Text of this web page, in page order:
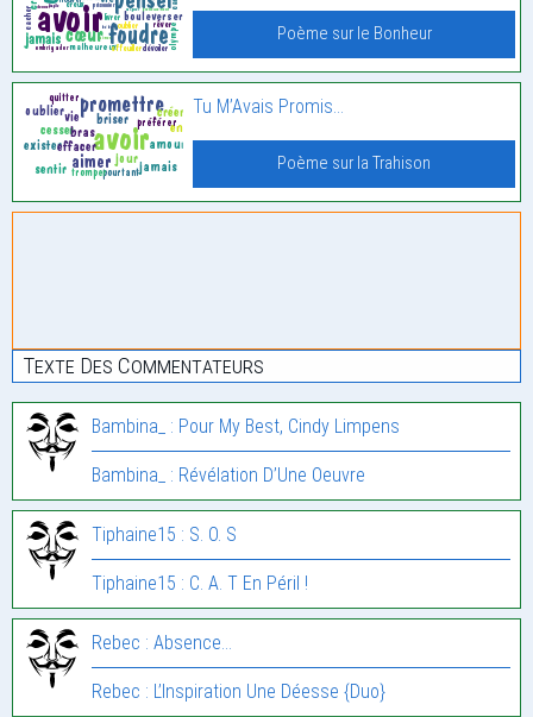
Poème sur le Bonheur
Tu M’Avais Promis…
Poème sur la Trahison
Texte Des Commentateurs
Bambina_ : Pour My Best, Cindy Limpens
Bambina_ : Révélation D’Une Oeuvre
Tiphaine15 : S. O. S
Tiphaine15 : C. A. T En Péril !
Rebec : Absence…
Rebec : L’Inspiration Une Déesse {Duo}